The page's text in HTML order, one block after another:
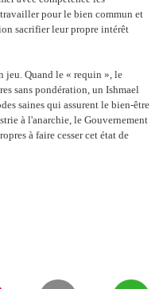
pour le bien commun et
sacrifier leur propre intérêt
jeu. Quand le « requin », le
sans pondération, un Ishmael
saines qui assurent le bien-être
à l'anarchie, le Gouvernement
à faire cesser cet état de